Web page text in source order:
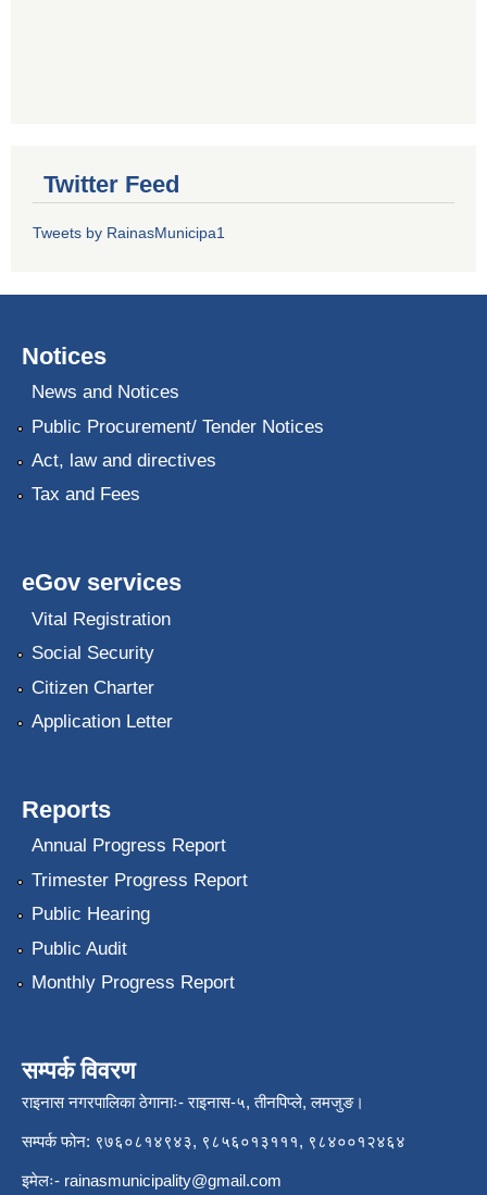
Twitter Feed
Tweets by RainasMunicipa1
Notices
News and Notices
Public Procurement/ Tender Notices
Act, law and directives
Tax and Fees
eGov services
Vital Registration
Social Security
Citizen Charter
Application Letter
Reports
Annual Progress Report
Trimester Progress Report
Public Hearing
Public Audit
Monthly Progress Report
सम्पर्क विवरण
राइनास नगरपालिका ठेगानाः- राइनास-५, तीनपिप्ले, लमजुङ।
सम्पर्क फोन: ९७६०८१४९४३, ९८५६०१३१११, ९८४००१२४६४
इमेलः- rainasmunicipality@gmail.com